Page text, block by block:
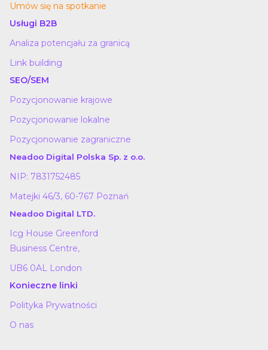
Umów się na spotkanie
Usługi B2B
Analiza potencjału za granicą
Link building
SEO/SEM
Pozycjonowanie krajowe
Pozycjonowanie lokalne
Pozycjonowanie zagraniczne
Neadoo Digital Polska Sp. z o.o.
NIP: 7831752485
Matejki 46/3, 60-767 Poznań
Neadoo Digital LTD.
Icg House Greenford
Business Centre,
UB6 0AL London
Konieczne linki
Polityka Prywatności
O nas